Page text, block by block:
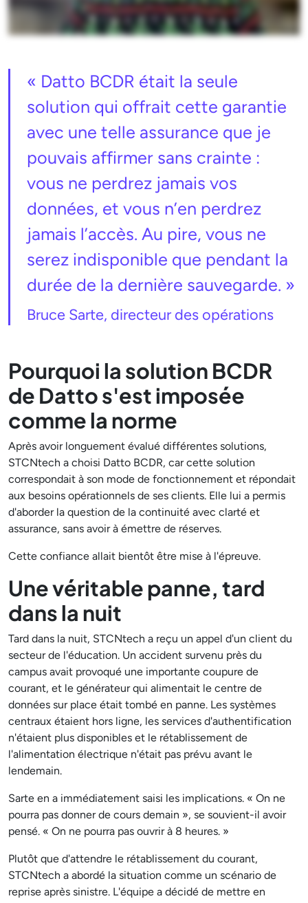
« Datto BCDR était la seule
solution qui offrait cette garantie
avec une telle assurance que je
pouvais affirmer sans crainte :
vous ne perdrez jamais vos
données, et vous n’en perdrez
jamais l’accès. Au pire, vous ne
serez indisponible que pendant la
durée de la dernière sauvegarde. »
Bruce Sarte, directeur des opérations
Pourquoi la solution BCDR
de Datto s'est imposée
comme la norme
Après avoir longuement évalué différentes solutions,
STCNtech a choisi Datto BCDR, car cette solution
correspondait à son mode de fonctionnement et répondait
aux besoins opérationnels de ses clients. Elle lui a permis
d'aborder la question de la continuité avec clarté et
assurance, sans avoir à émettre de réserves.
Cette confiance allait bientôt être mise à l'épreuve.
Une véritable panne, tard
dans la nuit
Tard dans la nuit, STCNtech a reçu un appel d'un client du
secteur de l'éducation. Un accident survenu près du
campus avait provoqué une importante coupure de
courant, et le générateur qui alimentait le centre de
données sur place était tombé en panne. Les systèmes
centraux étaient hors ligne, les services d'authentification
n'étaient plus disponibles et le rétablissement de
l'alimentation électrique n'était pas prévu avant le
lendemain.
Sarte en a immédiatement saisi les implications. « On ne
pourra pas donner de cours demain », se souvient-il avoir
pensé. « On ne pourra pas ouvrir à 8 heures. »
Plutôt que d'attendre le rétablissement du courant,
STCNtech a abordé la situation comme un scénario de
reprise après sinistre. L'équipe a décidé de mettre en